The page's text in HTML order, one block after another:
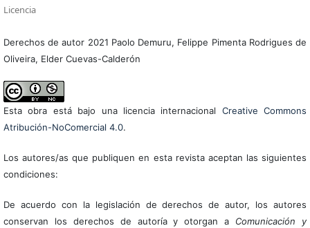
Licencia
Derechos de autor 2021 Paolo Demuru, Felippe Pimenta Rodrigues de
Oliveira, Elder Cuevas-Calderón
Esta obra está bajo una licencia internacional Creative Commons
Atribución-NoComercial 4.0.
Los autores/as que publiquen en esta revista aceptan las siguientes
condiciones:
De acuerdo con la legislación de derechos de autor, los autores
conservan los derechos de autoría y otorgan a Comunicación y